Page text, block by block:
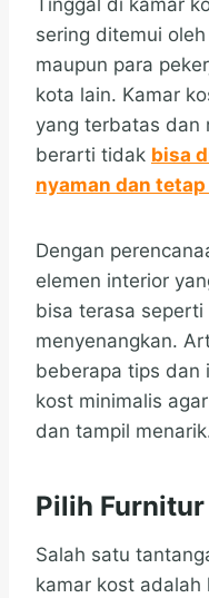
Tinggal di kamar
sering ditemui
maupun para
kota lain. Kamar
yang terbatas dan
berarti tidak bisa
nyaman dan
Dengan
elemen interior
bisa terasa
menyenangkan.
beberapa tips dan
kost minimalis
dan tampil
Pilih
Salah satu
kamar kost adalah